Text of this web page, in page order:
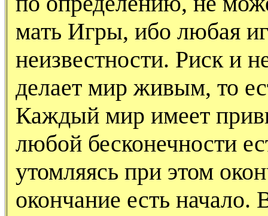
мать Игры, ибо любая
неизвестности. Риск и
делает мир живым, то
Каждый мир имеет
любой бесконечности
утомляясь при этом
окончание есть начало.